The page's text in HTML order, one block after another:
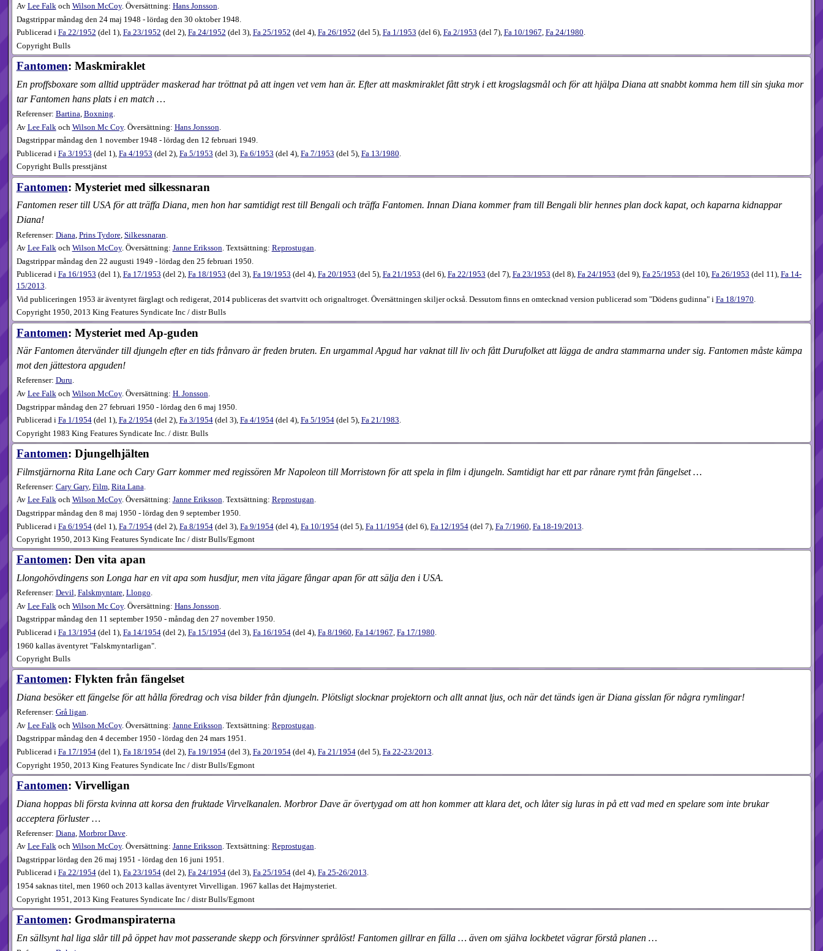
Av Lee Falkoch Wilson McCoy. Översättning: Hans Jonsson.
Dagstrippar måndag den 24 maj 1948 - lördag den 30 oktober 1948.
Publicerad i Fa22​/1952 (del 1), Fa23​/1952 (del 2), Fa24​/1952 (del 3), Fa25​/1952 (del 4), Fa26​/1952 (del 5), Fa1​/1953 (del 6), Fa2​/1953 (del 7), Fa10​/1967, Fa24​/1980.
Copyright Bulls
Fantomen: Maskmiraklet
En proffsboxare som alltid uppträder maskerad har tröttnat på att ingen vet vem han är. Efter att maskmiraklet fått stryk i ett krogslagsmål och för att hjälpa Diana att snabbt komma hem till sin sjuka mor
tar Fantomen hans plats i en match …
Referenser: Bartina, Boxning.
Av Lee Falk och Wilson Mc Coy. Översättning: Hans Jonsson
Dagstrippar måndag den 1 november 1948 - lördag den 12 februari 1949.
Publicerad i Fa 3​/1953 (del 1 ), Fa 4​/1953 (del 2), Fa 5​/1953 (del 3), Fa 6​/1953 (del 4), Fa 7​/1953 (del 5), Fa 13​/1980
Copyright Bulls presstjänst
Fantomen: Mysteriet med silkessnaran
Fantomen reser till USA för att träffa Diana, men hon har samtidigt rest till Bengali och träffa Fantomen. Innan Diana kommer fram till Bengali blir hennes plan dock kapat, och kaparna kidnappar
Diana!
Referenser: Diana Prins Tydore, Silkessnaran
Av Lee Falkoch Wilson McCoy. Översättning: Janne Eriksson. Textsättning: Reprostugan.
Dagstrippar måndag den 22 augusti 1949 - lördag den 25 februari 1950.
Publicerad i Fa16​/1953 (del 1), Fa17​/1953 (del 2), Fa18​/1953 (del 3), Fa19​/1953 (del 4), Fa20​/1953 (del 5), Fa21​/1953 (del 6), Fa22​/1953 (del 7), Fa23​/1953 (del 8), Fa24​/1953 (del 9), Fa25​/1953 (del 10), Fa26​/1953 (del 11), Fa14-
15​/2013.
Vid publiceringen 1953 är äventyret färglagt och redigerat, 2014 publiceras det svartvitt och orignaltroget. Översättningen skiljer också. Dessutom finns en omtecknad version publicerad som "Dödens gudinna" i Fa 18/1970
Copyright 1950, 2013 King Features Syndicate Inc / distr Bulls
Fantomen: Mysteriet med Ap-guden
När Fantomen återvänder till djungeln efter en tids frånvaro är freden bruten. En urgammal Apgud har vaknat till liv och fått Durufolket att lägga de andra stammarna under sig. Fantomen måste kämpa
mot den jättestora apguden!
Referenser: Duru.
Av Lee Falkoch Wilson McCoy. Översättning: H. Jonsson.
Dagstrippar måndag den 27 februari 1950 - lördag den 6 maj 1950.
Publicerad i Fa1​/1954(del 1), Fa2​/1954(del 2), Fa3​/1954(del 3), Fa4​/1954(del 4), Fa5​/1954(del 5), Fa21​/1983.
Copyright 1983 King Features Syndicate Inc. / distr. Bulls
Fantomen: Djungelhjälten
Filmstjärnorna Rita Lane och Cary Garr kommer med regissören Mr Napoleon till Morristown för att spela in film i djungeln. Samtidigt har ett par rånare rymt från fängelset …
Referenser: Cary Gary, Film, Rita Lana.
Av Lee Falkoch Wilson McCoy. Översättning: Janne Eriksson. Textsättning: Reprostugan.
Dagstrippar måndag den 8 maj 1950 - lördag den 9 september 1950.
Publicerad i Fa 6​/1954(del 1 ), Fa 7​/1954(del 2), Fa 8​/1954(del 3), Fa 9​/1954(del 4), Fa 10​/1954(del 5), Fa 11​/1954(del 6), Fa 12​/1954(del 7), Fa 7​/1960 Fa 18-19​/2013
Copyright 1950, 2013 King Features Syndicate Inc / distr Bulls/Egmont
Fantomen: Den vita apan
Llongohövdingens son Longa har en vit apa som husdjur, men vita jägare fångar apan för att sälja den i USA.
Referenser: Devil, Falskmyntare, Llongo.
Av Lee Falkoch Wilson Mc Coy. Översättning: Hans Jonsson.
Dagstrippar måndag den 11 september 1950 - måndag den 27 november 1950.
Publicerad i Fa13​/1954(del 1), Fa14​/1954(del 2), Fa15​/1954(del 3), Fa16​/1954(del 4), Fa8​/1960, Fa14​/1967, Fa17​/1980.
1960 kallas äventyret "Falskmyntarligan".
Copyright Bulls
Fantomen: Flykten från fängelset
Diana besöker ett fängelse för att hålla föredrag och visa bilder från djungeln. Plötsligt slocknar projektorn och allt annat ljus, och när det tänds igen är Diana gisslan för några rymlingar!
Referenser: Grå ligan.
Av Lee Falkoch Wilson McCoy. Översättning: Janne Eriksson. Textsättning: Reprostugan.
Dagstrippar måndag den 4 december 1950 - lördag den 24 mars 1951.
Publicerad i Fa17​/1954(del 1), Fa18​/1954(del 2), Fa19​/1954(del 3), Fa20​/1954(del 4), Fa21​/1954(del 5), Fa22-23​/2013.
Copyright 1950, 2013 King Features Syndicate Inc / distr Bulls/Egmont
Fantomen: Virvelligan
Diana hoppas bli första kvinna att korsa den fruktade Virvelkanalen. Morbror Dave är övertygad om att hon kommer att klara det, och låter sig luras in på ett vad med en spelare som inte brukar
acceptera förluster …
Referenser: Diana Morbror Dave.
Av Lee Falkoch Wilson McCoy. Översättning: Janne Eriksson. Textsättning: Reprostugan.
Dagstrippar lördag den 26 maj 1951 - lördag den 16 juni 1951.
Publicerad i Fa22​/1954(del 1), Fa23​/1954(del 2), Fa24​/1954(del 3), Fa25​/1954(del 4), Fa25-26​/2013.
1954 saknas titel, men 1960 och 2013 kallas äventyret Virvelligan. 1967 kallas det Hajmysteriet.
Copyright 1951, 2013 King Features Syndicate Inc / distr Bulls/Egmont
Fantomen: Grodmanspiraterna
En sällsynt hal liga slår till på öppet hav mot passerande skepp och försvinner språlöst! Fantomen gillrar en fälla … även om själva lockbetet vägrar förstå planen …